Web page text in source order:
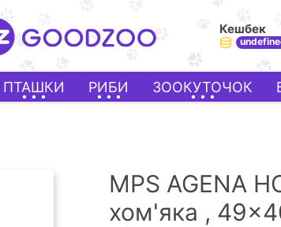
Кешбек
ПТАШКИ РИБИ ЗООКУТОЧОК
MPS AGENA
хом'яка ,